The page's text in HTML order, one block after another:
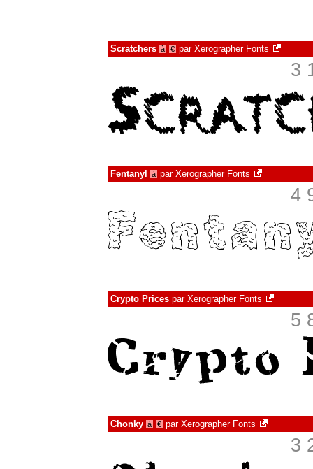
Scratchers à € par Xerographer Fonts
3
Fentanyl à par Xerographer Fonts
4
Crypto Prices par Xerographer Fonts
5
Chonky à € par Xerographer Fonts
3